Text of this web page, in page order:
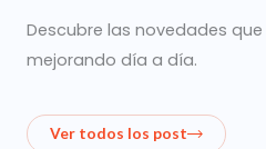
Descubre las novedades
mejorando día a día.
Ver todos los post